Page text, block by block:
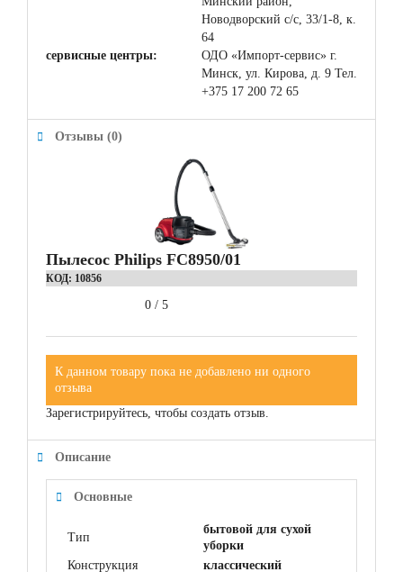
Новодворский с/с, 33/1-8, к.
64
сервисные центры:
ОДО «Импорт-cервис» г.
Минск, ул. Кирова, д. 9 Тел.
+375 17 200 72 65
Отзывы (0)
Пылесос Philips FC8950/01
КОД: 10856
0 / 5
К данном товару пока не добавлено ни одного
отзыва
Зарегистрируйтесь, чтобы создать отзыв.
Описание
Основные
Тип
бытовой для сухой
уборки
Конструкция
классический